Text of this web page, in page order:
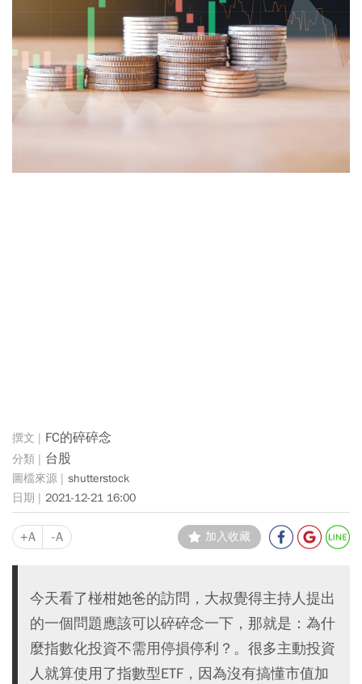
FC的碎碎念
台股
shutterstock
2021-12-21 16:00
+A -A 加入收藏
今天看了椪柑她爸的訪問，大叔覺得主持人提出
的一個問題應該可以碎碎念一下，那就是：為什
麼指數化投資不需用停損停利？。很多主動投資
人就算使用了指數型ETF，因為沒有搞懂市值加